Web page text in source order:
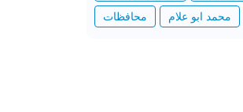
محافظات محمد ابو علام